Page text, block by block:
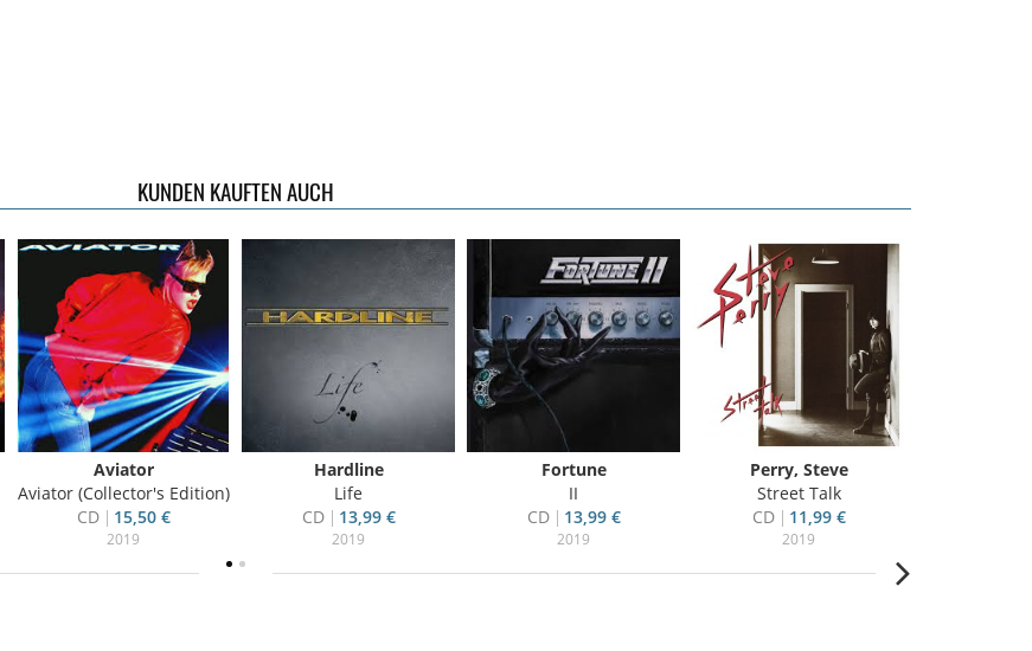
KUNDEN KAUFTEN AUCH
Aviator
Aviator (Collector's Edition)
CD
15,50 €
2019
Hardline
Life
CD
13,99 €
2019
Fortune
II
CD
13,99 €
2019
Perry, Steve
Street Talk
CD
11,99 €
2019